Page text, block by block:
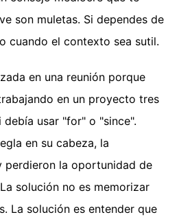
son muletas. Si dependes de
cuando el contexto sea sutil.
en una reunión porque
en un proyecto tres
usar "for" o "since".
en su cabeza, la
perdieron la oportunidad de
solución no es memorizar
La solución es entender que